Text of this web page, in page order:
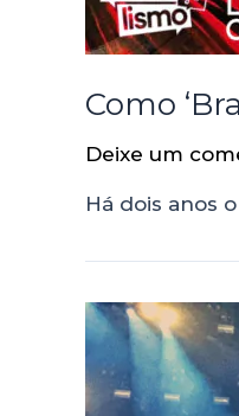
Como
Deixe um
Há dois anos